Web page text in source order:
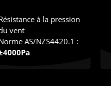
à la pression
vent
AS/NZS4420.1 :